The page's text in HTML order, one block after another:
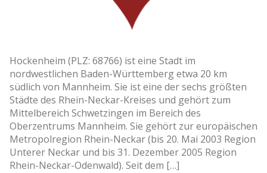
Hockenheim (PLZ: 68766) ist eine Stadt im
nordwestlichen Baden-Württemberg etwa 20 km
südlich von Mannheim. Sie ist eine der sechs größten
Städte des Rhein-Neckar-Kreises und gehört zum
Mittelbereich Schwetzingen im Bereich des
Oberzentrums Mannheim. Sie gehört zur europäischen
Metropolregion Rhein-Neckar (bis 20. Mai 2003 Region
Unterer Neckar und bis 31. Dezember 2005 Region
Rhein-Neckar-Odenwald). Seit dem […]